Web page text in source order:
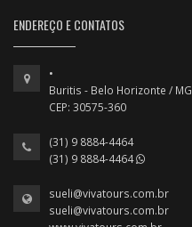
ENDEREÇO E CONTATOS
•
Buritis - Belo Horizonte / MG
CEP: 30575-360
(31) 9 8884-4464
(31) 9 8884-4464
sueli@vivatours.com.br
sueli@vivatours.com.br